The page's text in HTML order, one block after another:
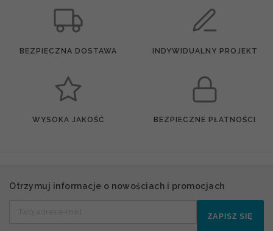
BEZPIECZNA DOSTAWA INDYWIDUALNY PROJEKT
WYSOKA JAKOŚĆ BEZPIECZNE PŁATNOŚCI
Otrzymuj informacje o nowościach i promocjach
ZAPISZ SIĘ